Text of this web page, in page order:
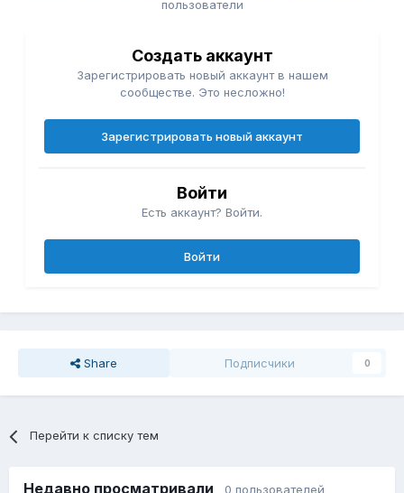
пользователи
Создать аккаунт
Зарегистрировать новый аккаунт в нашем
сообществе. Это несложно!
Зарегистрировать новый аккаунт
Войти
Есть аккаунт? Войти.
Войти
Share Подписчики 0
Перейти к списку тем
Недавно просматривали 0 пользователей